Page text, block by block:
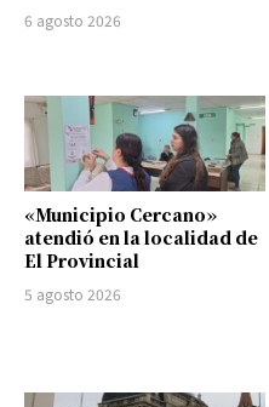
6 agosto 2026
«Municipio Cercano»
atendió en la localidad de
El Provincial
5 agosto 2026